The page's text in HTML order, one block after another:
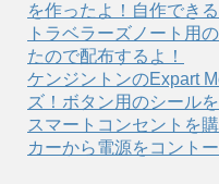
を作ったよ！自作でき
トラベラーズノート用
たので配布するよ！
ケンジントンのExpart
ズ！ボタン用のシール
スマートコンセントを
カーから電源をコントー